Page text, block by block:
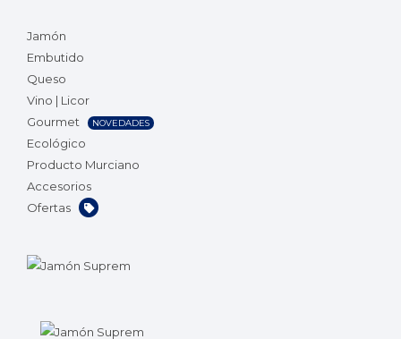
Jamón
Embutido
Queso
Vino | Licor
Gourmet
NOVEDADES
Ecológico
Producto Murciano
Accesorios
Ofertas